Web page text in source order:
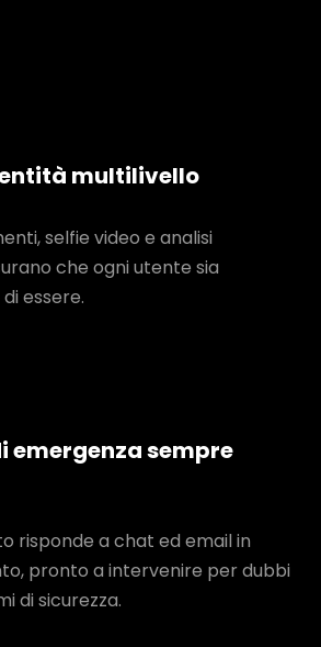
multilivello
selfie video e analisi
che ogni utente sia
essere.
emergenza sempre
risponde a chat ed email in
pronto a intervenire per dubbi
di sicurezza.